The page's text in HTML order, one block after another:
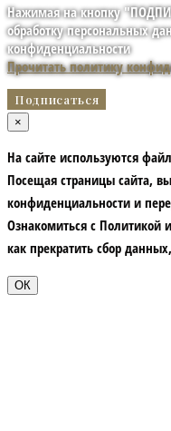
Нажимая на кнопку
обработку персональных
конфиденциальности
Прочитать политику
×
На сайте используются
Посещая страницы сайта,
конфиденциальности и
Ознакомиться с
как прекратить сбор
ОК